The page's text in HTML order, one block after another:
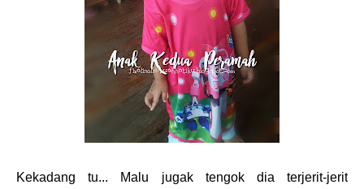
Kekadang tu... Malu jugak tengok dia terjerit-jerit